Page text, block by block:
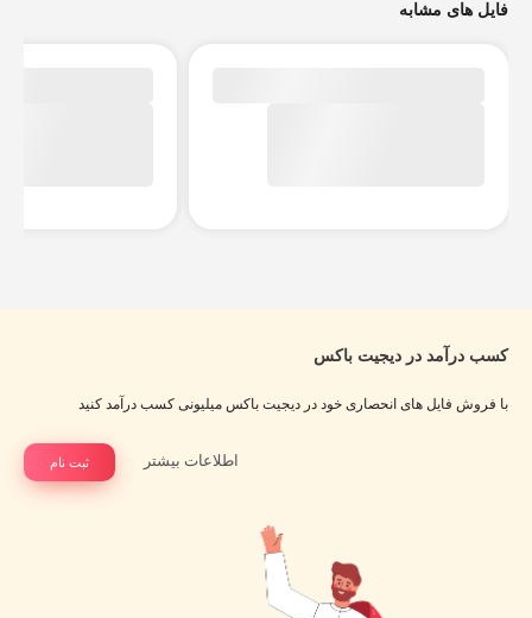
فایل های مشابه
کسب درآمد در دیجیت باکس
با فروش فایل های انحصاری خود در دیجیت باکس میلیونی کسب درآمد کنید
ثبت نام اطلاعات بیشتر